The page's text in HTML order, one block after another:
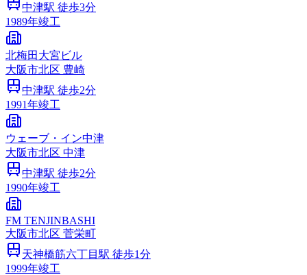
中津駅 徒歩3分
1989年竣工
北梅田大宮ビル
大阪市北区 豊崎
中津駅 徒歩2分
1991年竣工
ウェーブ・イン中津
大阪市北区 中津
中津駅 徒歩2分
1990年竣工
FM TENJINBASHI
大阪市北区 菅栄町
天神橋筋六丁目 駅 徒歩1分
1999年竣工